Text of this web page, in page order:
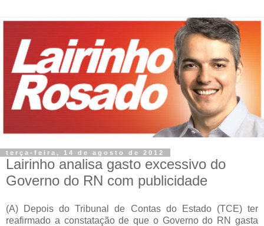
terça-feira, 14 de agosto de 2012
Lairinho analisa gasto excessivo do
Governo do RN com publicidade
(A) Depois do Tribunal de Contas do Estado (TCE) ter
reafirmado a constatação de que o Governo do RN gasta